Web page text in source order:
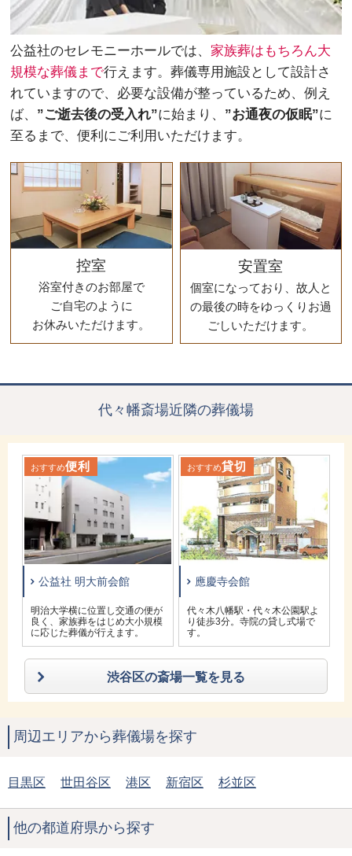
公益社のセレモニーホールでは、 家族葬はもちろん大
規模な葬儀まで行えます。葬儀専用施設として設計さ
れていますので、必要な設備が整っているため、例え
ば、 ”ご逝去後の受入れ”に始まり、 ”お通夜の仮眠”に
至るまで、便利にご利用いただけます。
控室
浴室付きのお部屋で
ご自宅のように
お休みいただけます。
安置室
個室になっており、故人と
の最後の時をゆっくりお過
ごしいただけます。
代々幡斎場近隣の葬儀場
おすすめ便利
公益社 明大前会館
明治大学横に位置し交通の便が
良く、家族葬をはじめ大小規模
に応じた葬儀が行えます。
おすすめ貸切
應慶寺会館
代々木八幡駅・代々木公園駅よ
り徒歩3分。寺院の貸し式場で
す。
渋谷区の斎場一覧を見る
周辺エリアから葬儀場を探す
目黒区 世田谷区 港区 新宿区 杉並区
他の都道府県から探す